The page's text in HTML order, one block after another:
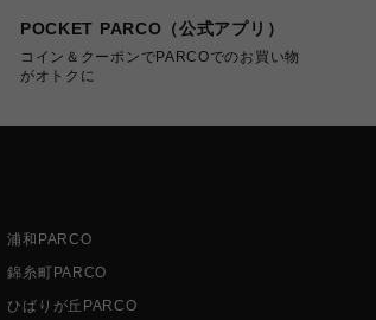
POCKET PARCO（公式アプリ）
コイン＆クーポンでPARCOでのお買い物
がオトクに
浦和PARCO
錦糸町PARCO
ひばりが丘PARCO